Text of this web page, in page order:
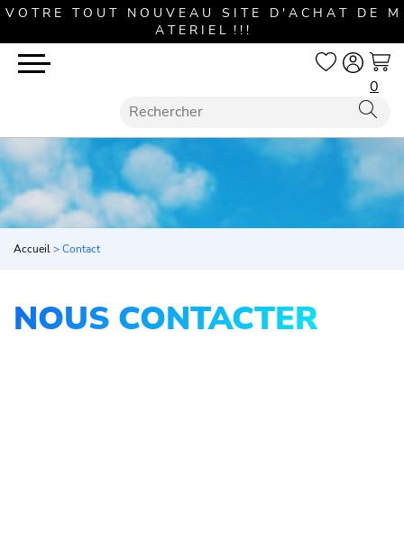
V O T R E T O U T N O U V E A U S I T E D ' A C H A T D E M
A T E R I E L ! ! !
0
Accueil>Contact
NOUS CONTACTER